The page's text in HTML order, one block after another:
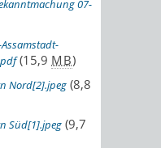
07-
(15,9 MB)
Nord[2].jpeg (8,8
Süd[1].jpeg (9,7